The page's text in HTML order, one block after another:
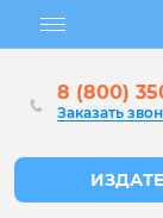
8 (800)
Заказать